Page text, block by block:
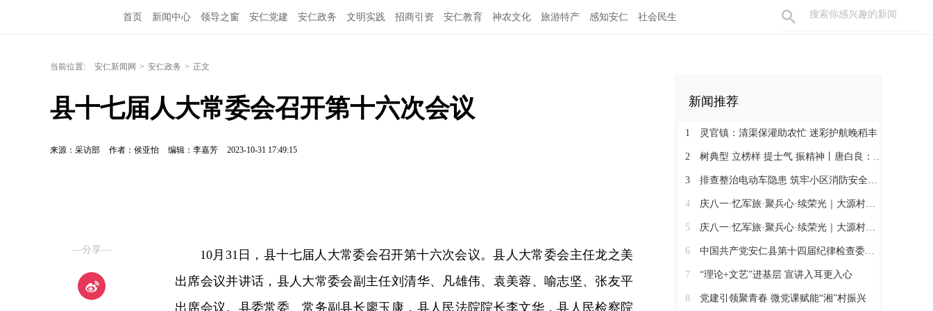
首页 新闻中心 领导之窗 安仁党建 安仁政务 文明实践 招商引资 安仁教育 神农文化 旅游特产 感知安仁 社会民生
当前位置: 安仁新闻网 > 安仁政务 > 正文
县十七届人大常委会召开第十六次会议
来源：采访部 作者：侯亚怡 编辑：李嘉芳 2023-10-31 17:49:15
—分享—
10月31日，县十七届人大常委会召开第十六次会议。县人大常委会主任龙之美
出席会议并讲话，县人大常委会副主任刘清华、凡雄伟、袁美蓉、喻志坚、张友平
出席会议。县委常委、常务副县长廖玉康，县人民法院院长李文华，县人民检察院
新闻推荐
1 灵官镇：清渠保灌助农忙 迷彩护航晚稻丰
2 树典型 立榜样 提士气 振精神丨唐白良：三十载丹心映党徽 一腔热血暖万家
3 排查整治电动车隐患 筑牢小区消防安全防线
4 庆八一·忆军旅·聚兵心·续荣光｜大源村退役军人共话初心
5 庆八一·忆军旅·聚兵心·续荣光｜大源村退役军人共话初心
6 中国共产党安仁县第十四届纪律检查委员会召开第一次全体会议
7 “理论+文艺”进基层 宣讲入耳更入心
8 党建引领聚青春 微党课赋能“湘”村振兴